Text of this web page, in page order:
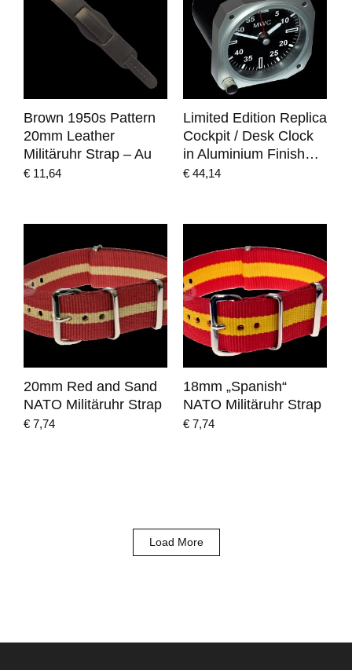
Brown 1950s Pattern
20mm Leather
Militäruhr Strap – Au
€ 11,64
Limited Edition Replica
Cockpit / Desk Clock
in Aluminium Finish…
€ 44,14
20mm Red and Sand
NATO Militäruhr Strap
€ 7,74
18mm „Spanish“
NATO Militäruhr Strap
€ 7,74
Load More